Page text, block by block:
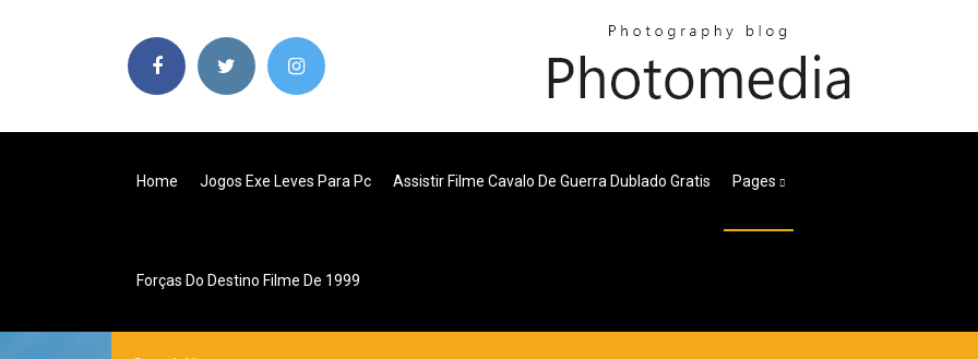
Home Jogos Exe Leves Para Pc Assistir Filme Cavalo De Guerra Dublado Gratis Pages
Forças Do Destino Filme De 1999